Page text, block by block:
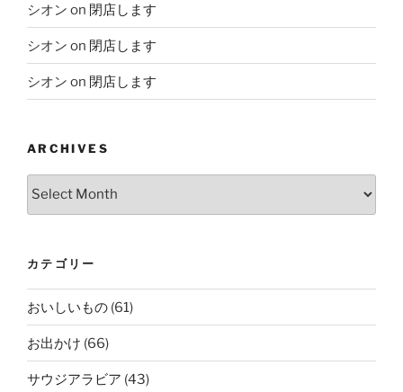
シオン on 閉店します
シオン on 閉店します
シオン on 閉店します
ARCHIVES
Archives
カテゴリー
おいしいもの (61)
お出かけ (66)
サウジアラビア (43)